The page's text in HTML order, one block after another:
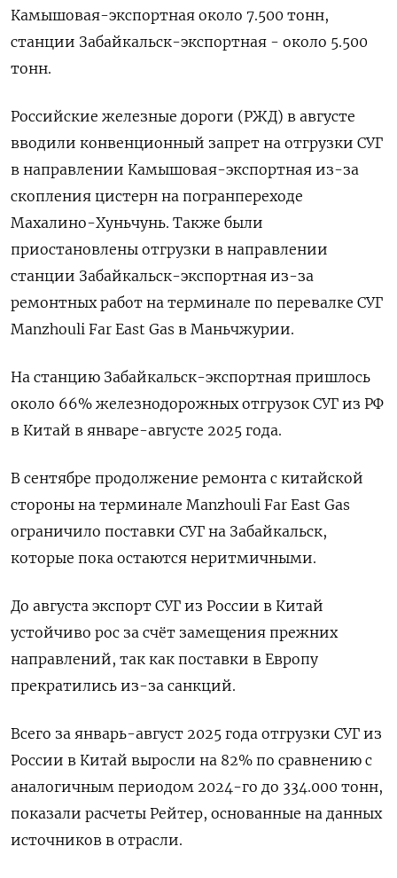
Камышовая-экспортная около 7.500 тонн,
станции Забайкальск-экспортная - около 5.500
тонн.
Российские железные дороги (РЖД) в августе
вводили конвенционный запрет на отгрузки СУГ
в направлении Камышовая-экспортная из-за
скопления цистерн на погранпереходе
Махалино-Хуньчунь. Также были
приостановлены отгрузки в направлении
станции Забайкальск-экспортная из-за
ремонтных работ на терминале по перевалке СУГ
Manzhouli Far East Gas в Маньчжурии.
На станцию Забайкальск-экспортная пришлось
около 66% железнодорожных отгрузок СУГ из РФ
в Китай в январе-августе 2025 года.
В сентябре продолжение ремонта с китайской
стороны на терминале Manzhouli Far East Gas
ограничило поставки СУГ на Забайкальск,
которые пока остаются неритмичными.
До августа экспорт СУГ из России в Китай
устойчиво рос за счёт замещения прежних
направлений, так как поставки в Европу
прекратились из-за санкций.
Всего за январь-август 2025 года отгрузки СУГ из
России в Китай выросли на 82% по сравнению с
аналогичным периодом 2024-го до 334.000 тонн,
показали расчеты Рейтер, основанные на данных
источников в отрасли.